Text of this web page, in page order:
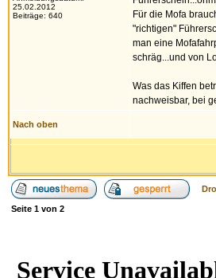
25.02.2012
Beiträge: 640
Für die Mofa
"richtigen"
man eine
schräg...und von
Was das Kiffen
nachweisbar, bei
Nach oben
Seite 1 von 2